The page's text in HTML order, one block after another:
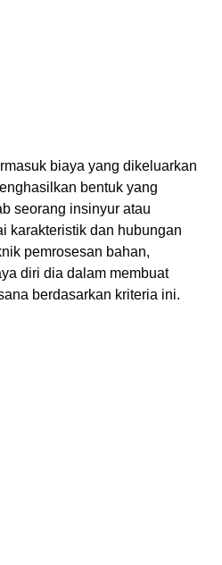
biaya yang dikeluarkan
bentuk yang
seorang insinyur atau
karakteristik dan hubungan
pemrosesan bahan,
diri dia dalam membuat
berdasarkan kriteria ini.